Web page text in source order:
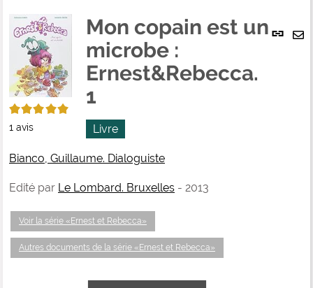
Lien
5/5
1 avis
Mon copain est un
microbe :
Ernest&Rebecca.
1
Livre
Bianco, Guillaume. Dialoguiste
Edité par Le Lombard. Bruxelles - 2013
Voir la série «Ernest et Rebecca»
Autres documents de la série «Ernest et Rebecca»